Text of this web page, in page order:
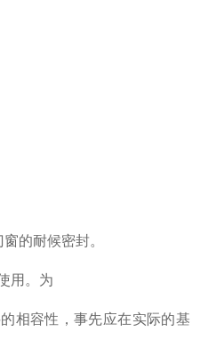
的耐候密封。
用。为
相容性，事先应在实际的基